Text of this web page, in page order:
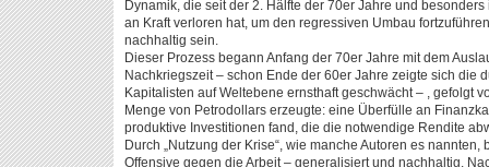
Dynamik, die seit der 2. Hälfte der 70er Jahre und
an Kraft verloren hat, um den regressiven Umbau
nachhaltig sein.
Dieser Prozess begann Anfang der 70er Jahre mit dem
Nachkriegszeit – schon Ende der 60er Jahre zeigte sich die
Kapitalisten auf Weltebene ernsthaft geschwächt – , gefolgt
Menge von Petrodollars erzeugte: eine Überfülle an
produktive Investitionen fand, die die notwendige Rendite
Durch „Nutzung der Krise“, wie manche Autoren es
Offensive gegen die Arbeit – generalisiert und nachhaltig.